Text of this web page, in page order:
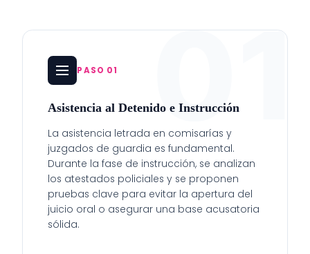
01
PASO 01
Asistencia al Detenido e Instrucción
La asistencia letrada en comisarías y
juzgados de guardia es fundamental.
Durante la fase de instrucción, se analizan
los atestados policiales y se proponen
pruebas clave para evitar la apertura del
juicio oral o asegurar una base acusatoria
sólida.